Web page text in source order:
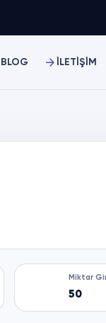
BLOG İLETİŞİM
Miktar